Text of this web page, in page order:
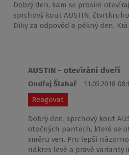
Dobrý den, kam se prosím
sprchový kout AUSTIN,
Díky za odpověď a pěkný den,
AUSTIN - otevírání dveří
Ondřej Šlahař
11.05.2018
Reagovat
Dobrý den, sprchový kout
otočných pantech, které se
směru ven. Pro lepší
nákres levé a pravé varianty